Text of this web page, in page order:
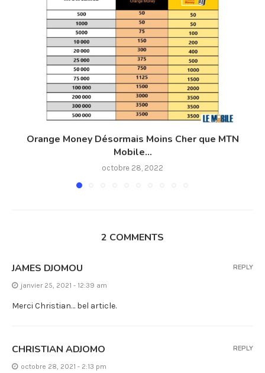
Orange Money Désormais Moins Cher que MTN
Mobile...
octobre 28, 2022
2 COMMENTS
JAMES DJOMOU
janvier 25, 2021 - 12:39 am
Merci Christian… bel article.
REPLY
CHRISTIAN ADJOMO
octobre 28, 2021 - 2:13 pm
REPLY